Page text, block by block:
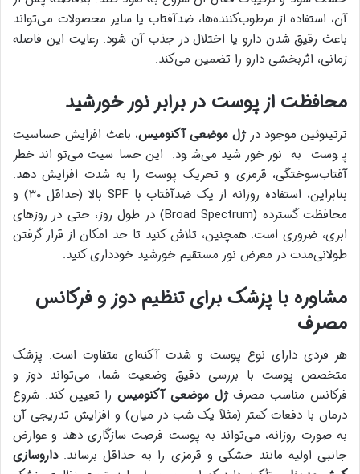
آن، استفاده از مرطوب‌کننده‌ها، ضدآفتاب یا سایر محصولات می‌تواند
باعث رقیق شدن دارو یا اختلال در جذب آن شود. رعایت این فاصله
زمانی، اثربخشی دارو را تضمین می‌کند.
محافظت از پوست در برابر نور خورشید
ترتینوئین موجود درژل موضعی آکنومیس، باعث افزایش حساسیت
پوست به نور خورشید می‌شود. این حساسیت می‌تواند خطر
آفتاب‌سوختگی، قرمزی و تحریک پوست را به شدت افزایش دهد.
بنابراین، استفاده روزانه از یک ضدآفتاب با SPF بالا (حداقل ۳۰) و
محافظت گسترده (Broad Spectrum) در طول روز، حتی در روزهای
ابری، ضروری است. همچنین، تلاش کنید تا حد امکان از قرار گرفتن
طولانی‌مدت در معرض نور مستقیم خورشید خودداری کنید.
مشاوره با پزشک برای تنظیم دوز و فرکانس
مصرف
هر فردی دارای نوع پوست و شدت آکنه‌ای متفاوت است. پزشک
متخصص پوست با بررسی دقیق وضعیت شما، می‌تواند دوز و
فرکانس مناسب مصرفژل موضعی آکنومیسرا تعیین کند. شروع
درمان با دفعات کمتر (مثلاً یک شب در میان) و افزایش تدریجی آن
به صورت روزانه، می‌تواند به پوست فرصت سازگاری دهد و عوارض
جانبی اولیه مانند خشکی و قرمزی را به حداقل برساند.داروسازی